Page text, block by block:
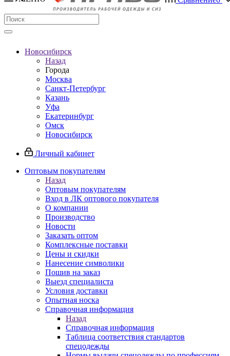
Новосибирск
Назад
Города
Москва
Санкт-Петербург
Казань
Уфа
Екатеринбург
Омск
Новосибирск
Личный кабинет
Оптовым покупателям
Назад
Оптовым покупателям
Вход в ЛК оптового покупателя
О компании
Производство
Новости
Заказать оптом
Комплексные поставки
Цены и скидки
Нанесение символики
Пошив на заказ
Выезд специалиста
Условия доставки
Опытная носка
Справочная информация
Назад
Справочная информация
Таблица соответствия стандартов
спецодежды